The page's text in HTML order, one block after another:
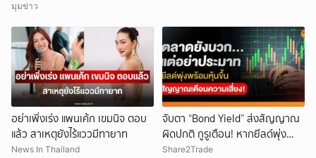
มุมข่าว
อย่าเพิ่งเร่ง แพนเค้ก เขมนิจ ตอบ
แล้ว สาเหตุยังไร้แววมีทายาท
News In Thailand
จับตา “Bond Yield” ส่งสัญญาณ
ผิดปกติ กูรูเตือน! หากยีลด์พุ่ง
พร้อมหุ้นขึ้น แรงกระแทกตลาดอาจ
Share2Trade